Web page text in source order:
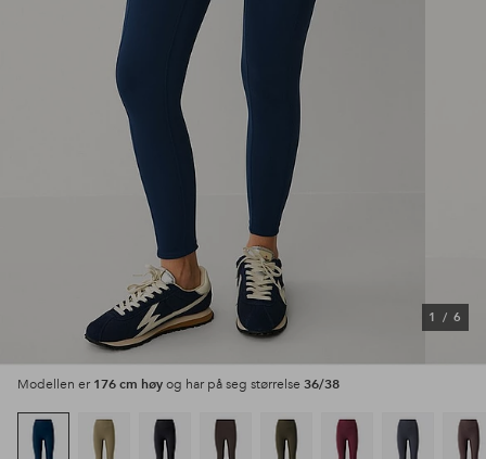
1 / 6
Modellen er 176 cm høy og har på seg størrelse 36/38